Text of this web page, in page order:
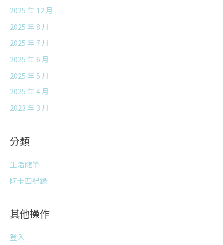
2025 年 12 月
2025 年 8 月
2025 年 7 月
2025 年 6 月
2025 年 5 月
2025 年 4 月
2023 年 3 月
分類
生活隨筆
阿卡西紀錄
其他操作
登入